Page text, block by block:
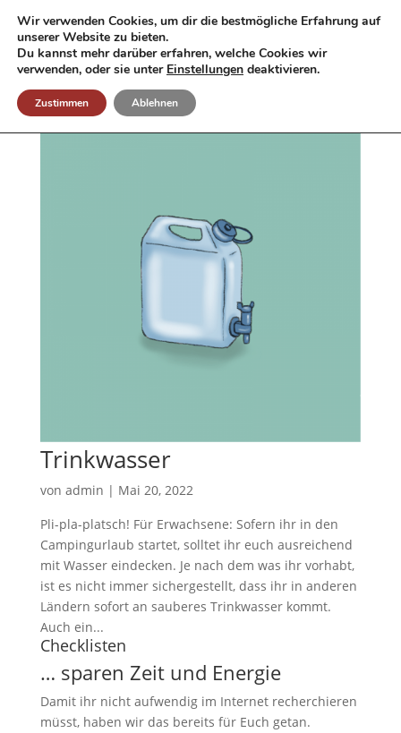
Trinkwasser
von admin | Mai 20, 2022
Pli-pla-platsch! Für Erwachsene: Sofern ihr in den
Campingurlaub startet, solltet ihr euch ausreichend
mit Wasser eindecken. Je nach dem was ihr vorhabt,
ist es nicht immer sichergestellt, dass ihr in anderen
Ländern sofort an sauberes Trinkwasser kommt.
Auch ein...
Checklisten
… sparen Zeit und Energie
Damit ihr nicht aufwendig im Internet recherchieren
müsst, haben wir das bereits für Euch getan.
Wir verwenden Cookies, um dir die bestmögliche Erfahrung auf
unserer Website zu bieten.
Du kannst mehr darüber erfahren, welche Cookies wir
verwenden, oder sie unter Einstellungen deaktivieren.
Zustimmen Ablehnen